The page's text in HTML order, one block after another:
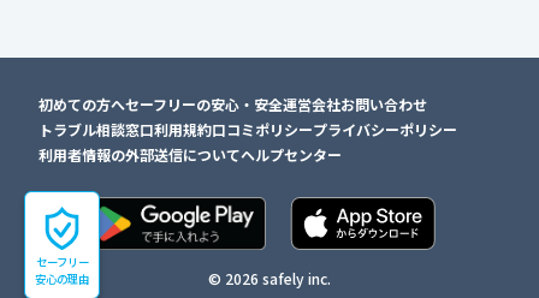
セーフリー
安心の理由
初めての方へセーフリーの安心・安全運営会社お問い合わせ
トラブル相談窓口利用規約口コミポリシープライバシーポリシー
利用者情報の外部送信についてヘルプセンター
© 2026 safely inc.